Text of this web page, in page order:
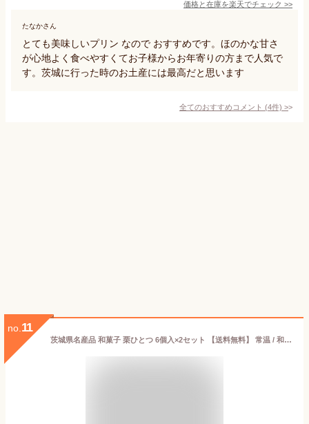
価格と在庫を楽天でチェック >>
たなかさん
とても美味しいプリン なので おすすめです。ほのかな甘さ
が心地よく食べやすくてお子様からお年寄りの方まで人気で
す。茨城に行った時のお土産には最高だと思います
全てのおすすめコメント (4件) >
no. 11
茨城県名産品 和菓子 栗ひとつ 6個入×2セット 【送料無料】 常温 / 和スイーツ お取り寄せ 通販 お土産 お祝い プレゼント ギフト おすすめ /